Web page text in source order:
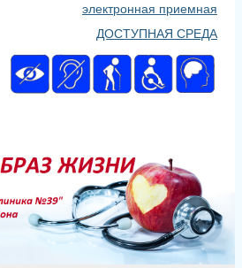
электронная приемная
ДОСТУПНАЯ СРЕДА